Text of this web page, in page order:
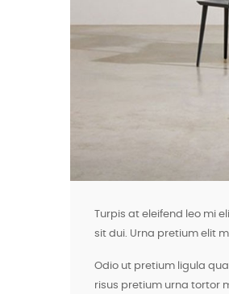
Turpis at eleifend leo mi
sit dui. Urna pretium elit
Odio ut pretium ligula
risus pretium urna tortor